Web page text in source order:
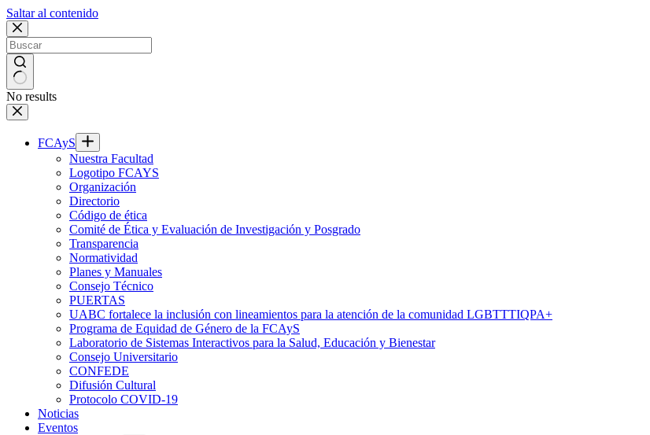
Saltar al contenido
No results
FCAyS
Nuestra Facultad
Logotipo FCAYS
Organización
Directorio
Código de ética
Comité de Ética y Evaluación de Investigación y Posgrado
Transparencia
Normatividad
Planes y Manuales
Consejo Técnico
PUERTAS
UABC fortalece la inclusión con lineamientos para la atención de la comunidad LGBTTTIQPA+
Programa de Equidad de Género de la FCAyS
Laboratorio de Sistemas Interactivos para la Salud, Educación y Bienestar
Consejo Universitario
CONFEDE
Difusión Cultural
Protocolo COVID-19
Noticias
Eventos